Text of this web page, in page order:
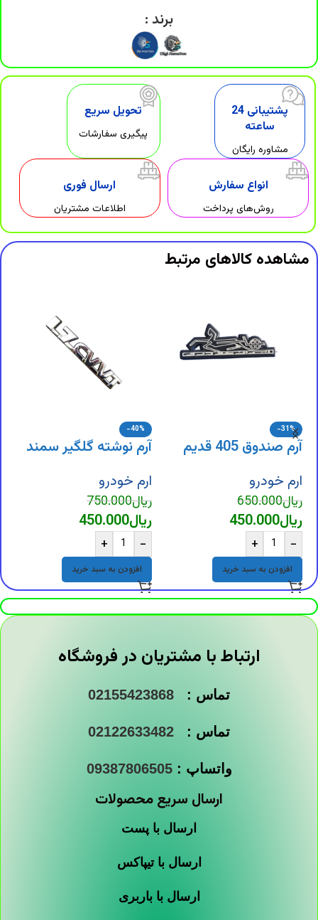
برند :
پشتیبانی 24
ساعته
مشاوره رایگان
تحویل سریع
پیگیری سفارشات
انواع سفارش
روش‌های پرداخت
ارسال فوری
اطلاعات مشتریان
مشاهده کالاهای مرتبط
-31%
آرم صندوق 405 قدیم
ارم خودرو
ریال650.000
ریال450.000
-
+
افزودن به سبد خرید
-40%
آرم نوشته گلگیر سمند
ارم خودرو
ریال750.000
ریال450.000
-
+
افزودن به سبد خرید
ارتباط با مشتریان در فروشگاه
تماس : 02155423868
تماس : 02122633482
واتساپ :09387806505
ارسال سریع محصولات
ارسال با پست
ارسال با تیپاکس
ارسال با باربری